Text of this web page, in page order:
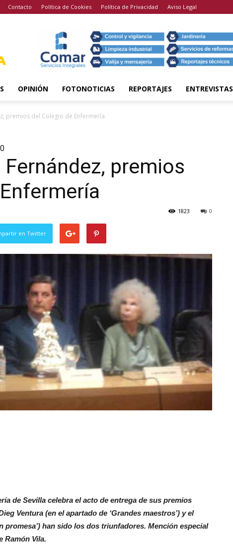
Contacto Política de Cookies Política de Privacidad Aviso Legal
OPINIÓN FOTONOTICIAS REPORTAJES ENTREVISTAS
premios del Colegio de Enfermería
premios
0
1823
en Twitter
de Sevilla celebra el acto de entrega de sus premios
Ventura (en el apartado de ‘Grandes maestros’) y el
promesa’) han sido los dos triunfadores. Mención especial
Ramón Vila.